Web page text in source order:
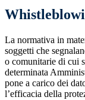
La normativa in
soggetti che
o comunitarie di cui
determinata
pone a carico dei
l’efficacia della